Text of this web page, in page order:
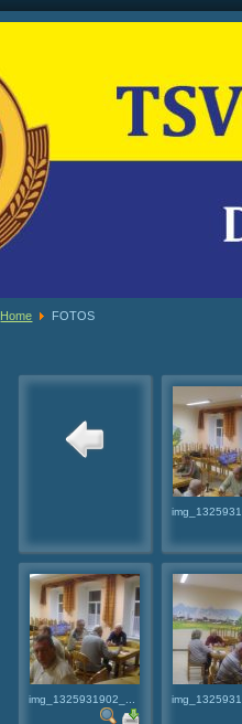
Home FOTOS
img_1325931902_...